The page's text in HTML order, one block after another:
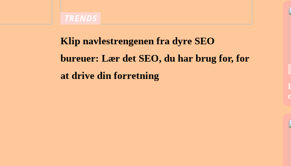
TRENDS
Klip navlestrengenen fra dyre SEO
bureuer: Lær det SEO, du har brug for, for
at drive din forretning